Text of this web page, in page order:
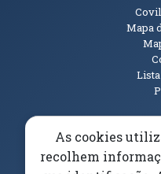
InformaçõesMapa
Elogios, Sugestões e
As cookies
recolhem